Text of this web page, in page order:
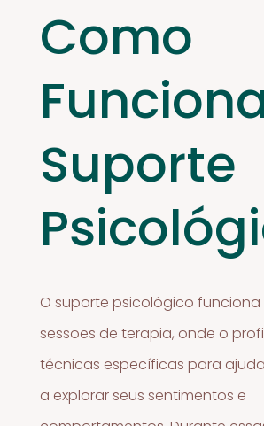
Como
Suporte
O suporte psicológico
sessões de terapia, onde o
técnicas específicas para
a explorar seus sentimentos e